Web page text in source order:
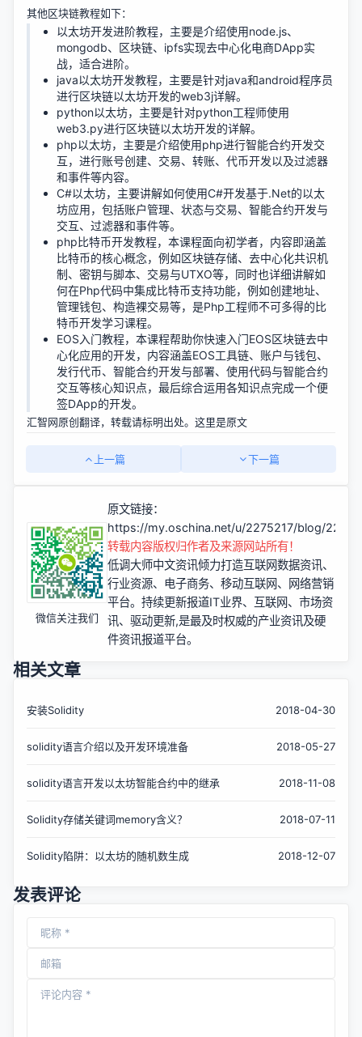
其他区块链教程如下：
以太坊开发进阶教程，主要是介绍使用node.js、
mongodb、区块链、ipfs实现去中心化电商DApp实
战，适合进阶。
java以太坊开发教程，主要是针对java和android程序员
进行区块链以太坊开发的web3j详解。
python以太坊，主要是针对python工程师使用
web3.py进行区块链以太坊开发的详解。
php以太坊，主要是介绍使用php进行智能合约开发交
互，进行账号创建、交易、转账、代币开发以及过滤器
和事件等内容。
C#以太坊，主要讲解如何使用C#开发基于.Net的以太
坊应用，包括账户管理、状态与交易、智能合约开发与
交互、过滤器和事件等。
php比特币开发教程，本课程面向初学者，内容即涵盖
比特币的核心概念，例如区块链存储、去中心化共识机
制、密钥与脚本、交易与UTXO等，同时也详细讲解如
何在Php代码中集成比特币支持功能，例如创建地址、
管理钱包、构造裸交易等，是Php工程师不可多得的比
特币开发学习课程。
EOS入门教程，本课程帮助你快速入门EOS区块链去中
心化应用的开发，内容涵盖EOS工具链、账户与钱包、
发行代币、智能合约开发与部署、使用代码与智能合约
交互等核心知识点，最后综合运用各知识点完成一个便
签DApp的开发。
汇智网原创翻译，转载请标明出处。这里是原文
上一篇 下一篇
微信关注我们
原文链接：
https://my.oschina.net/u/2275217/blog/
转载内容版权归作者及来源网站所有！
低调大师中文资讯倾力打造互联网数据资讯、
行业资源、电子商务、移动互联网、网络营销
平台。持续更新报道IT业界、互联网、市场资
讯、驱动更新,是最及时权威的产业资讯及硬
件资讯报道平台。
相关文章
安装Solidity 2018-04-30
solidity语言介绍以及开发环境准备 2018-05-27
solidity语言开发以太坊智能合约中的继承 2018-11-08
Solidity存储关键词memory含义？ 2018-07-11
Solidity陷阱：以太坊的随机数生成 2018-12-07
发表评论